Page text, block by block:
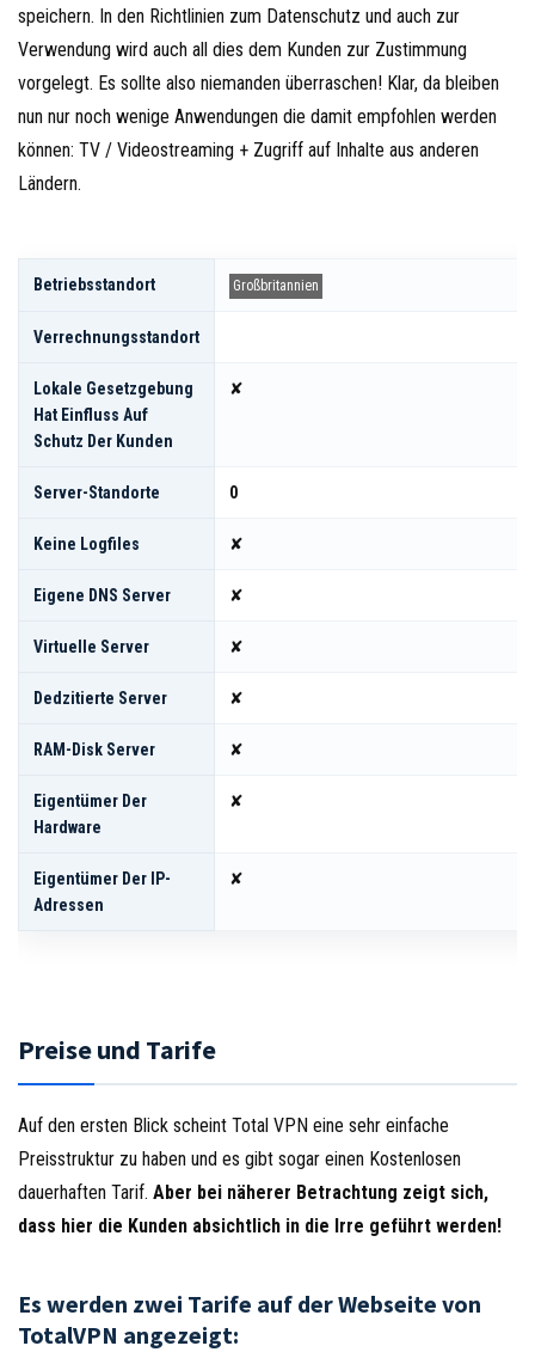
speichern. In den Richtlinien zum Datenschutz und auch zur
Verwendung wird auch all dies dem Kunden zur Zustimmung
vorgelegt. Es sollte also niemanden überraschen! Klar, da bleiben
nun nur noch wenige Anwendungen die damit empfohlen werden
können: TV / Videostreaming + Zugriff auf Inhalte aus anderen
Ländern.
Betriebsstandort Großbritannien
Verrechnungsstandort
Lokale Gesetzgebung
Hat Einfluss Auf
Schutz Der Kunden
✘
Server-Standorte 0
Keine Logfiles ✘
Eigene DNS Server ✘
Virtuelle Server ✘
Dedzitierte Server ✘
RAM-Disk Server ✘
Eigentümer Der
Hardware
✘
Eigentümer Der IP-
Adressen
✘
Preise und Tarife
Auf den ersten Blick scheint Total VPN eine sehr einfache
Preisstruktur zu haben und es gibt sogar einen Kostenlosen
dauerhaften Tarif. Aber bei näherer Betrachtung zeigt sich,
dass hier die Kunden absichtlich in die Irre geführt werden!
Es werden zwei Tarife auf der Webseite von
TotalVPN angezeigt: